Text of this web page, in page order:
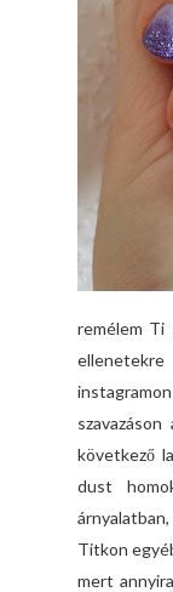
remélem Ti
következő
dust
Titkon
mert